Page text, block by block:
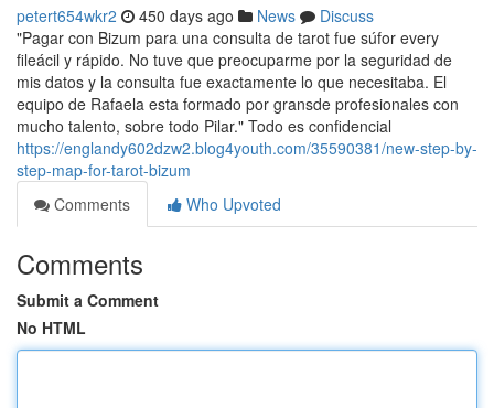
petert654wkr2 450 days ago News
Discuss
"Pagar con Bizum para una consulta de tarot fue súfor every
fileácil y rápido. No tuve que preocuparme por la seguridad de
mis datos y la consulta fue exactamente lo que necesitaba. El
equipo de Rafaela esta formado por gransde profesionales con
mucho talento, sobre todo Pilar." Todo es confidencial
https://englandy602dzw2.blog4youth.com/35590381/new-step-by-
step-map-for-tarot-bizum
Comments
Who Upvoted
Comments
Submit a Comment
No HTML